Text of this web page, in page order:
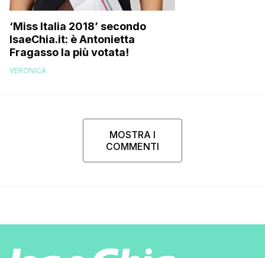
‘Miss Italia 2018’ secondo
IsaeChia.it: è Antonietta
Fragasso la più votata!
VERONICA
MOSTRA I
COMMENTI